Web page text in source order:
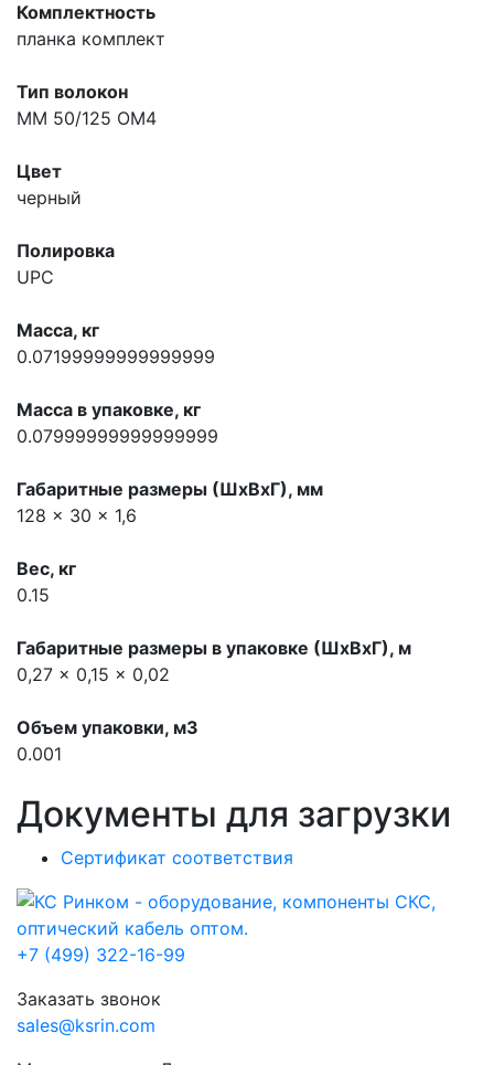
Комплектность
планка комплект
Тип волокон
MM 50/125 OM4
Цвет
черный
Полировка
UPC
Масса, кг
0.07199999999999999
Масса в упаковке, кг
0.07999999999999999
Габаритные размеры (ШхВхГ), мм
128 x 30 x 1,6
Вес, кг
0.15
Габаритные размеры в упаковке (ШхВхГ), м
0,27 x 0,15 x 0,02
Объем упаковки, м3
0.001
Документы для загрузки
Сертификат соответствия
+7 (499) 322-16-99
Заказать звонок
sales@ksrin.com